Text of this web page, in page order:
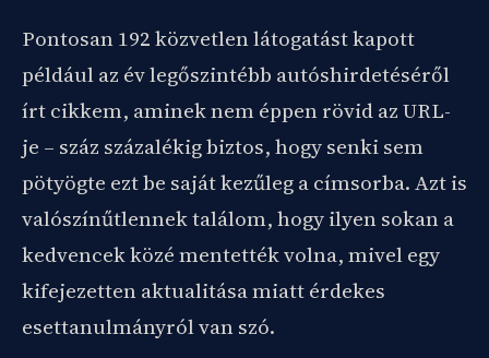
Pontosan 192 közvetlen látogatást kapott
például az év legőszintébb autóshirdetéséről
írt cikkem, aminek nem éppen rövid az URL-
je – száz százalékig biztos, hogy senki sem
pötyögte ezt be saját kezűleg a címsorba. Azt is
valószínűtlennek találom, hogy ilyen sokan a
kedvencek közé mentették volna, mivel egy
kifejezetten aktualitása miatt érdekes
esettanulmányról van szó.